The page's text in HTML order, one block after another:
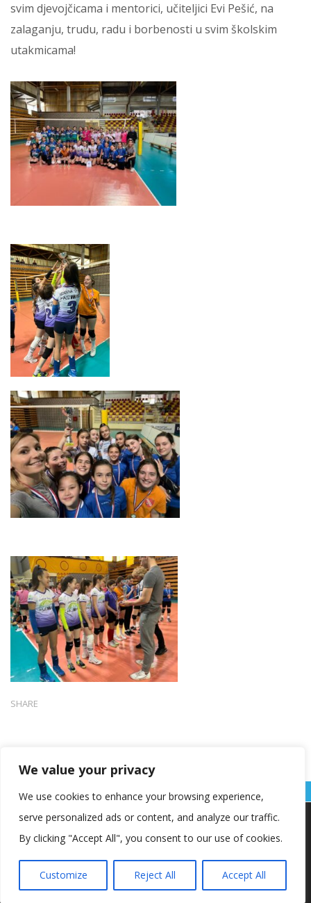
We value your privacy
We use cookies to enhance your browsing experience,
serve personalized ads or content, and analyze our traffic.
By clicking "Accept All", you consent to our use of cookies.
Customize Reject All Accept All
svim djevojčicama i mentorici, učiteljici Evi Pešić, na
zalaganju, trudu, radu i borbenosti u svim školskim
utakmicama!
SHARE
Copyright © OŠ Kajzerica
Koristimo kolačiće kako bismo vam pružili najbolje iskustvo na
našoj web stranici.
Informacije o kolačićima koje koristimo ili opcije za
Prihvaćam